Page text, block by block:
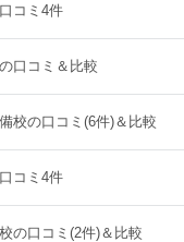
コミ4件
口コミ＆比較
校の口コミ(6件)＆比較
コミ4件
の口コミ(2件)＆比較